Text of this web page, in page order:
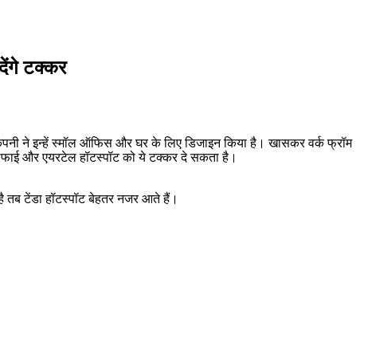
देंगे टक्कर
ने इन्हें स्मॉल ऑफिस और घर के लिए डिजाइन किया है। खासकर वर्क फ्रॉम
और एयरटेल हॉटस्पॉट को ये टक्कर दे सकता है।
तब टेंडा हॉटस्पॉट बेहतर नजर आते हैं।